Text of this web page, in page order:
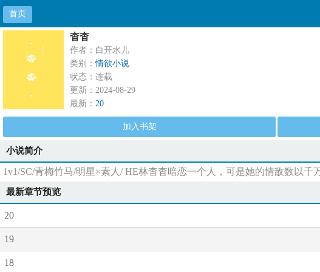
首页
杳杳
作者：白开水儿
类别：情欲小说
状态：连载
更新：2024-08-29
最新： 20
加入书架
小说简介
1v1/SC/青梅竹马/明星×素人/ HE林杳杳暗恋一个人，可是她的情敌数以
最新章节预览
20
19
18